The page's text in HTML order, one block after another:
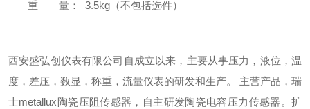
重 量： 3.5kg（不包括选件）
西安盛弘创仪表有限公司自成立以来，主要从事压力，液位，温
度，差压，数显，称重，流量仪表的研发和生产。 主营产品，瑞
士metallux陶瓷压阻传感器，自主研发陶瓷电容压力传感器。扩